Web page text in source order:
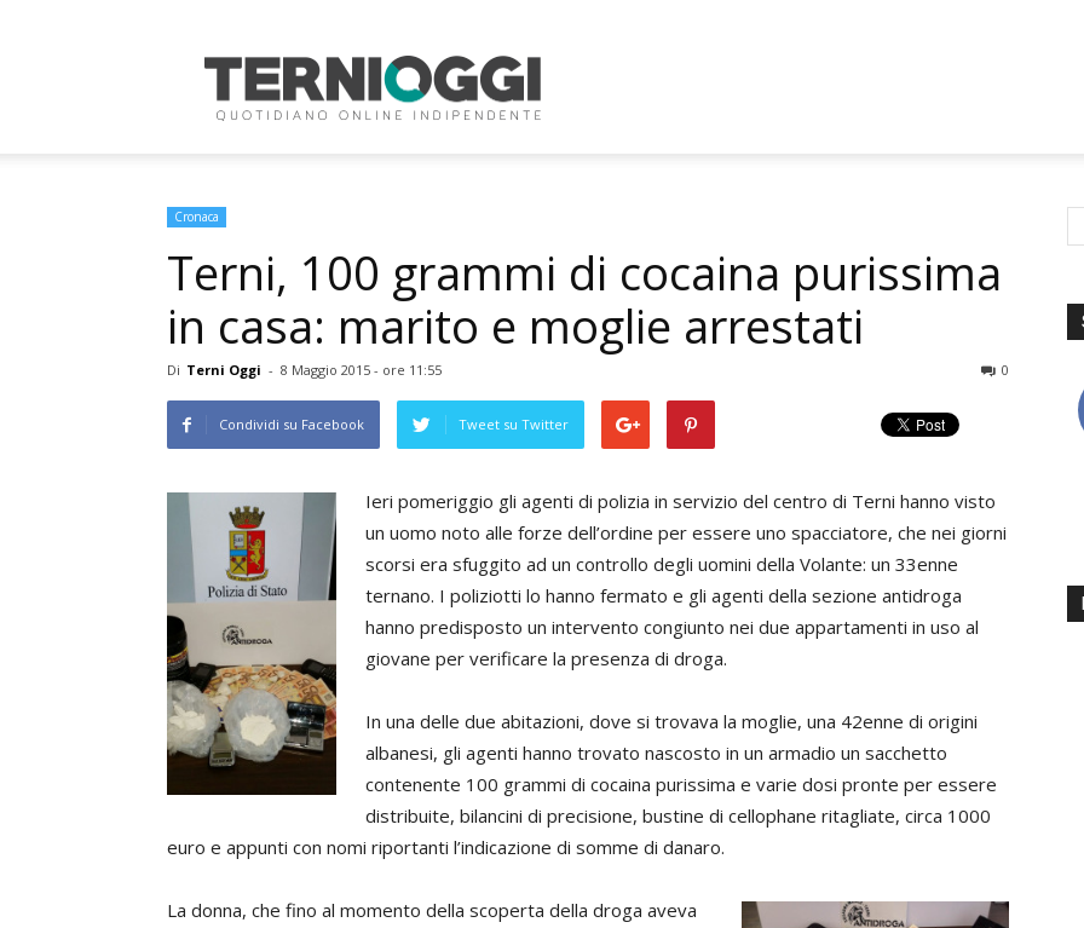
Oggi
Cronaca
Terni, 100 grammi di cocaina purissima
in casa: marito e moglie arrestati
Di Terni Oggi - 8 Maggio 2015 - ore 11:55 0
Condividi su Facebook Tweet su Twitter
Ieri pomeriggio gli agenti di polizia in servizio del centro di Terni hanno visto
un uomo noto alle forze dell’ordine per essere uno spacciatore, che nei giorni
scorsi era sfuggito ad un controllo degli uomini della Volante: un 33enne
ternano. I poliziotti lo hanno fermato e gli agenti della sezione antidroga
hanno predisposto un intervento congiunto nei due appartamenti in uso al
giovane per verificare la presenza di droga.
In una delle due abitazioni, dove si trovava la moglie, una 42enne di origini
albanesi, gli agenti hanno trovato nascosto in un armadio un sacchetto
contenente 100 grammi di cocaina purissima e varie dosi pronte per essere
distribuite, bilancini di precisione, bustine di cellophane ritagliate, circa 1000
euro e appunti con nomi riportanti l’indicazione di somme di danaro.
La donna, che fino al momento della scoperta della droga aveva